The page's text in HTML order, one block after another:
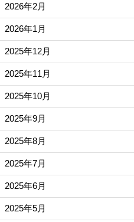
2026年2月
2026年1月
2025年12月
2025年11月
2025年10月
2025年9月
2025年8月
2025年7月
2025年6月
2025年5月